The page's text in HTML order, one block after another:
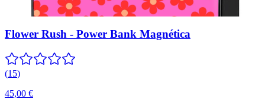
Flower Rush - Power Bank Magnética
(15)
45,00 €